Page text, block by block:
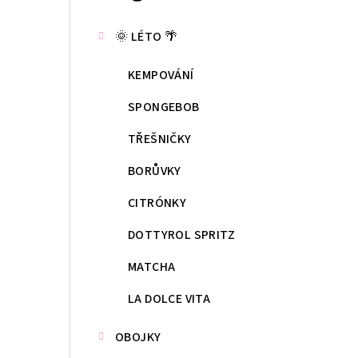
kategorie
🌞 LÉTO 🌴
KEMPOVÁNÍ
SPONGEBOB
TŘEŠNIČKY
BORŮVKY
CITRÓNKY
DOTTYROL SPRITZ
MATCHA
LA DOLCE VITA
OBOJKY